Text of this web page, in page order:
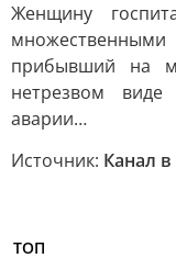
Женщину
прибывший на
нетрезвом
аварии…
Источник: Канал
ТОП